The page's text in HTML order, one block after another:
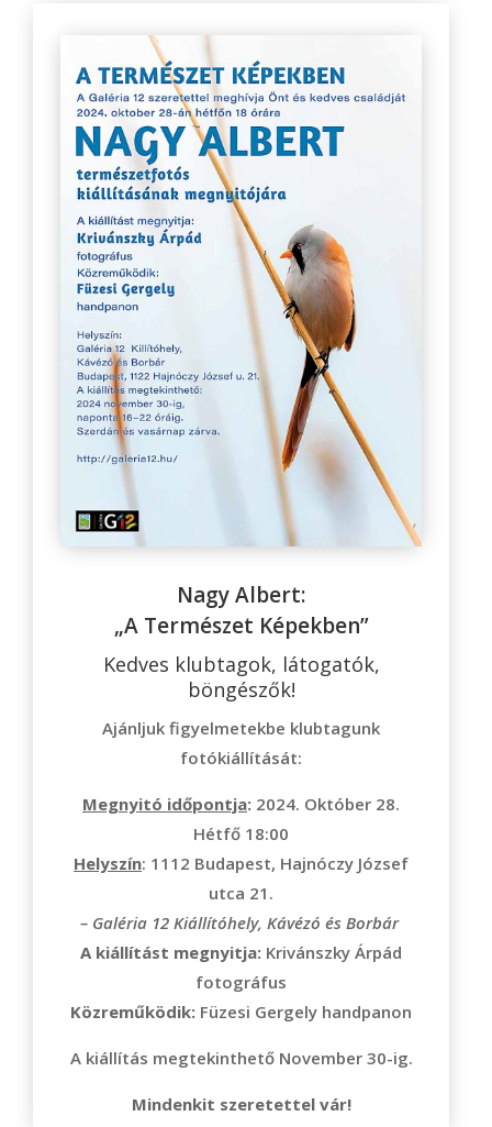
Nagy Albert:
„A Természet Képekben”
Kedves klubtagok, látogatók,
böngészők!
Ajánljuk figyelmetekbe klubtagunk
fotókiállítását:
Megnyitó időpontja: 2024. Október 28.
Hétfő 18:00
Helyszín: 1112 Budapest, Hajnóczy József
utca 21.
– Galéria 12 Kiállítóhely, Kávézó és Borbár
A kiállítást megnyitja: Krivánszky Árpád
fotográfus
Közreműködik: Füzesi Gergely handpanon
A kiállítás megtekinthető November 30-ig.
Mindenkit szeretettel vár!